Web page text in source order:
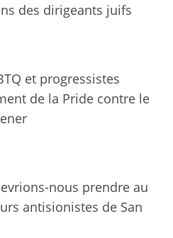
des dirigeants juifs
et progressistes
de la Pride contre le
nous prendre au
antisionistes de San